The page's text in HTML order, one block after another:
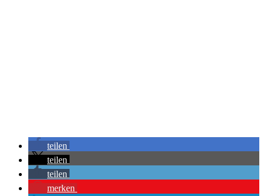
teilen
teilen
teilen
merken